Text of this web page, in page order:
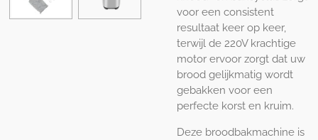
voor een consistent
resultaat keer op keer,
terwijl de 220V krachtige
motor ervoor zorgt dat uw
brood gelijkmatig wordt
gebakken voor een
perfecte korst en kruim.
Deze broodbakmachine is